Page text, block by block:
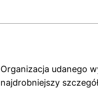
Organizacja udanego
najdrobniejszy